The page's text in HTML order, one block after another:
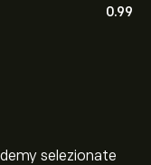
0.99
selezionate